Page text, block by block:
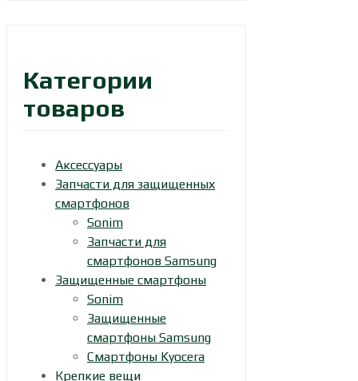
Категории
товаров
Аксессуары
Запчасти для защищенных
смартфонов
Sonim
Запчасти для
смартфонов Samsung
Защищенные смартфоны
Sonim
Защищенные
смартфоны Samsung
Смартфоны Kyocera
Крепкие вещи